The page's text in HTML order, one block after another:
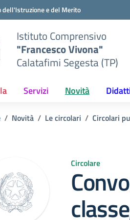
dell'Istruzione e del Merito
Istituto Comprensivo
"Francesco Vivona"
Calatafimi Segesta (TP)
Servizi Novità
Novità Le circolari Circolari
Circolare